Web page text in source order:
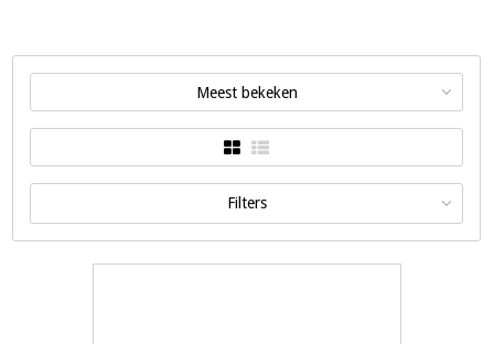
Meest bekeken
Filters